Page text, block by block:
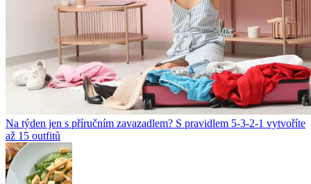
Na týden jen s příručním zavazadlem? S pravidlem 5-3-2-1 vytvoříte
až 15 outfitů